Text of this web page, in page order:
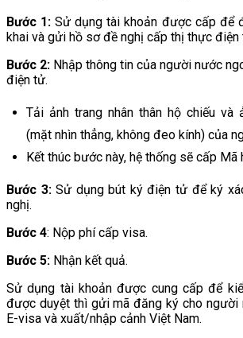
Bước 1:Sử dụng tài khoản được cấp để
khai và gửi hồ sơ đề nghị cấp thị thực điện
Bước 2: Nhập thông tin của người nước
điện tử.
Tải ảnh trang nhân thân hộ chiếu và
(mặt nhìn thẳng, không đeo kính) của
Kết thúc bước này, hệ thống sẽ cấp Mã
Bước 3:Sử dụng bút ký điện tử để ký
nghị.
Bước 4: Nộp phí cấp visa.
Bước 5: Nhận kết quả.
Sử dụng tài khoản được cung cấp để
được duyệt thì gửi mã đăng ký cho người
E-visa và xuất/nhập cảnh Việt Nam.